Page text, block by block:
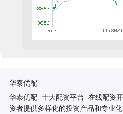
华泰优配
华泰优配_十大配资平台_在线配资
资者提供多样化的投资产品和专业